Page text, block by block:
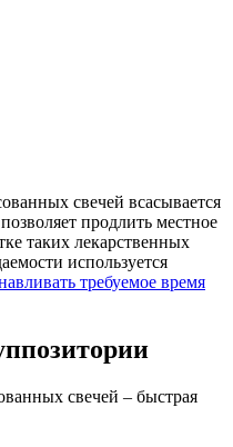
свечей всасывается
продлить местное
таких лекарственных
используется
требуемое время
свечей – быстрая